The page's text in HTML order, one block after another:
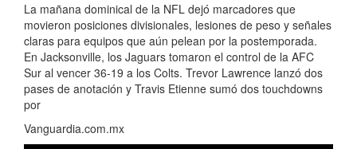
La mañana dominical de la NFL dejó marcadores que
movieron posiciones divisionales, lesiones de peso y señales
claras para equipos que aún pelean por la postemporada.
En Jacksonville, los Jaguars tomaron el control de la AFC
Sur al vencer 36-19 a los Colts. Trevor Lawrence lanzó dos
pases de anotación y Travis Etienne sumó dos touchdowns
por
Vanguardia.com.mx